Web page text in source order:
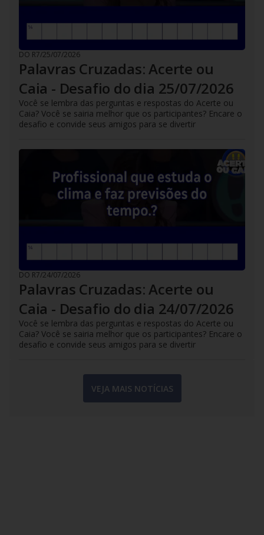
DO R7/25/07/2026
Palavras Cruzadas: Acerte ou
Caia - Desafio do dia 25/07/2026
Você se lembra das perguntas e respostas do Acerte ou
Caia? Você se sairia melhor que os participantes? Encare o
desafio e convide seus amigos para se divertir
DO R7/24/07/2026
Palavras Cruzadas: Acerte ou
Caia - Desafio do dia 24/07/2026
Você se lembra das perguntas e respostas do Acerte ou
Caia? Você se sairia melhor que os participantes? Encare o
desafio e convide seus amigos para se divertir
VEJA MAIS NOTÍCIAS